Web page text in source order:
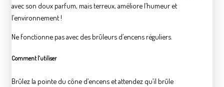
avec son doux parfum, mais terreux, améliore l’humeur et
l’environnement !
Ne fonctionne pas avec des brûleurs d’encens réguliers.
Comment l’utiliser
Brûlez la pointe du cône d’encens et attendez qu’il brûle